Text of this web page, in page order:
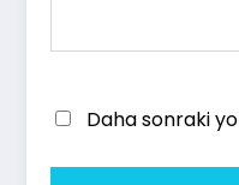
Daha sonraki